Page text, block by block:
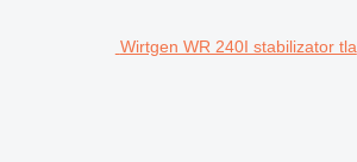
Wirtgen WR 240I stabilizator tla